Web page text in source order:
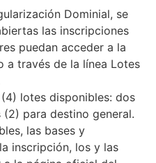
Dominial, se
las inscripciones
puedan acceder a la
a través de la línea Lotes
lotes disponibles: dos
para destino general.
las bases y
inscripción, los y las